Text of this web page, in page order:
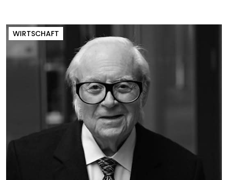
WIRTSCHAFT